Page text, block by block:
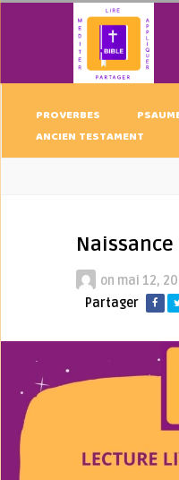
PROVERBES
ANCIEN TESTAMENT
Naissance
on mai 12,
Partager